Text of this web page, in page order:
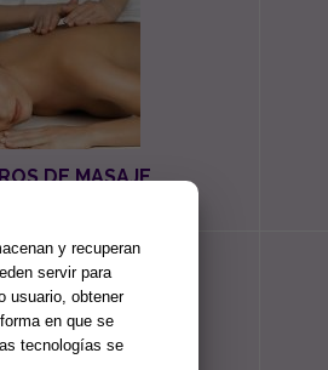
DE MASAJE
y recuperan
servir para
usuario, obtener
en que se
tecnologías se